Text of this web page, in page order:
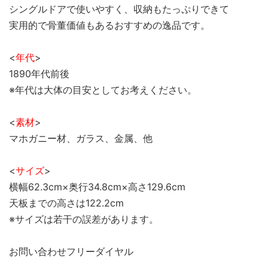
シングルドアで使いやすく、収納もたっぷりできて
実用的で骨董価値もあるおすすめの逸品です。
<年代>
1890年代前後
※年代は大体の目安としてお考えください。
<素材>
マホガニー材、ガラス、金属、他
<サイズ>
横幅62.3cm×奥行34.8cm×高さ129.6cm
天板までの高さは122.2cm
※サイズは若干の誤差があります。
お問い合わせフリーダイヤル